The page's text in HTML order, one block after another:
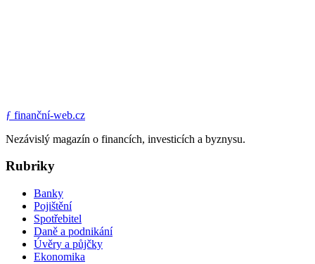
ƒ finanční-web.cz
Nezávislý magazín o financích, investicích a byznysu.
Rubriky
Banky
Pojištění
Spotřebitel
Daně a podnikání
Úvěry a půjčky
Ekonomika